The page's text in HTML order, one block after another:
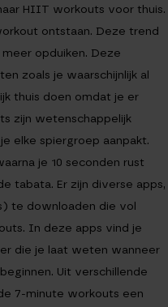
HIIT workouts voor thuis.
ontstaan. Deze trend
opduiken. Deze
zoals je waarschijnlijk al
thuis doen omdat je er
zijn wetenschappelijk
elke spiergroep aanpakt.
je 10 seconden rust
tabata. Er zijn diverse apps,
te downloaden die vol
In deze apps vind je
die je laat weten wanneer
Uit verschillende
7-minute workouts een